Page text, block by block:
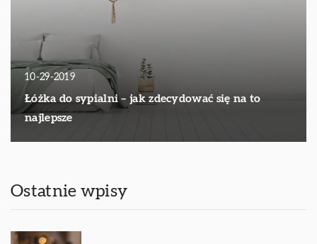
10-29-2019
Łóżka do sypialni – jak zdecydować się na to
najlepsze
Ostatnie wpisy